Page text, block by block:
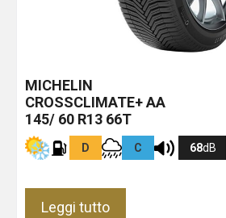
MICHELIN
CROSSCLIMATE+AA
145/ 60 R13 66T
D C 68dB
Leggi tutto